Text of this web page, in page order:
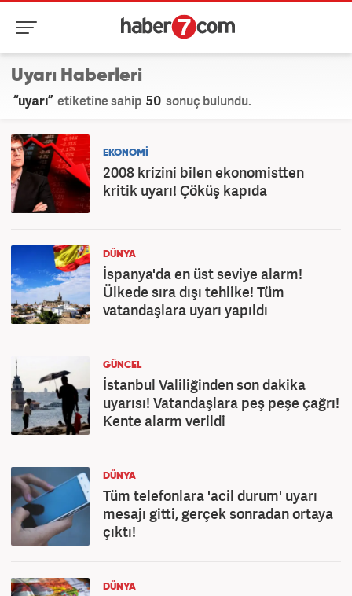
Uyarı Haberleri
“uyarı” etiketine sahip 50 sonuç bulundu.
EKONOMİ
2008 krizini bilen ekonomistten
kritik uyarı! Çöküş kapıda
DÜNYA
İspanya'da en üst seviye alarm!
Ülkede sıra dışı tehlike! Tüm
vatandaşlara uyarı yapıldı
GÜNCEL
İstanbul Valiliğinden son dakika
uyarısı! Vatandaşlara peş peşe çağrı!
Kente alarm verildi
DÜNYA
Tüm telefonlara 'acil durum' uyarı
mesajı gitti, gerçek sonradan ortaya
çıktı!
DÜNYA